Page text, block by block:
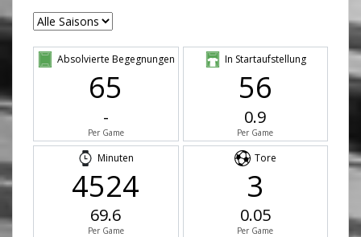
Absolvierte Begegnungen
65
-
Per Game
In Startaufstellung
56
0.9
Per Game
Minuten
4524
69.6
Per Game
Tore
3
0.05
Per Game